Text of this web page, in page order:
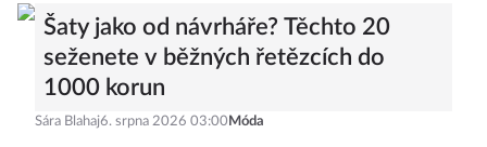
Šaty jako od návrháře? Těchto 20
seženete v běžných řetězcích do
1000 korun
Sára Blahaj6. srpna 2026 03:00 Móda